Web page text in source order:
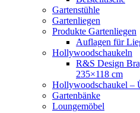
Gartenstühle
Gartenliegen
Produkte Gartenliegen
Auflagen für
Hollywoodschaukeln
R&S Design
235×118 cm
Hollywoodschaukel –
Gartenbänke
Loungemöbel